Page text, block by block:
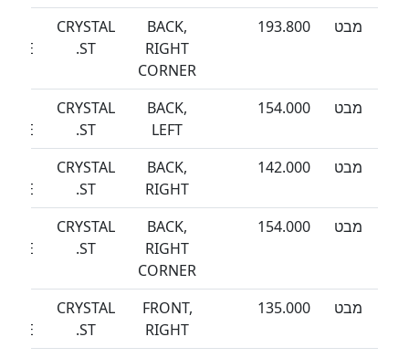
מבט
193.800
BACK,
RIGHT
CORNER
CRYSTAL
ST.
מבט 154.000
BACK,
LEFT
CRYSTAL
ST.
מבט
142.000
BACK,
RIGHT
CRYSTAL
ST.
מבט
154.000
BACK,
RIGHT
CORNER
CRYSTAL
ST.
מבט 135.000
FRONT,
RIGHT
CRYSTAL
ST.